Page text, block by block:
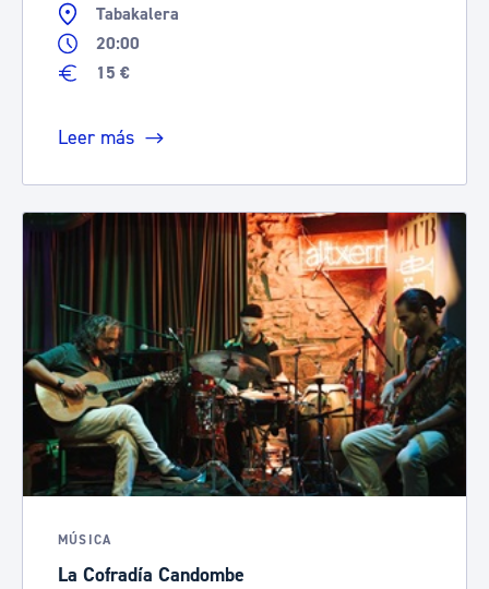
Tabakalera
20:00
15 €
Leer más
MÚSICA
La Cofradía Candombe